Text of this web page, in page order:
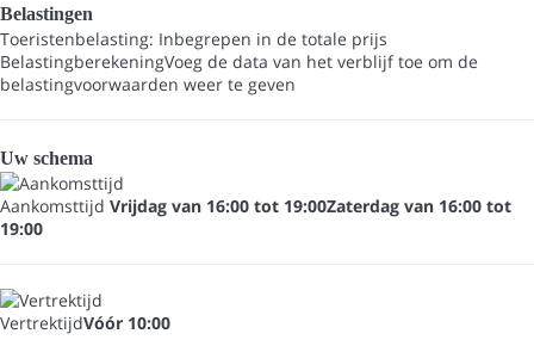
Belastingen
Toeristenbelasting: Inbegrepen in de totale prijs
BelastingberekeningVoeg de data van het verblijf toe om de
belastingvoorwaarden weer te geven
Uw schema
Aankomsttijd Vrijdag van 16:00 tot 19:00Zaterdag van 16:00 tot
19:00
VertrektijdVóór 10:00